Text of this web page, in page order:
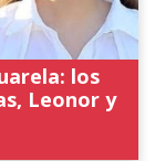
los
Leonor y